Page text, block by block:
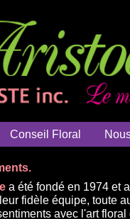
Conseil Floral
a été fondé en 1974 et
fidèle équipe, toute
avec l'art